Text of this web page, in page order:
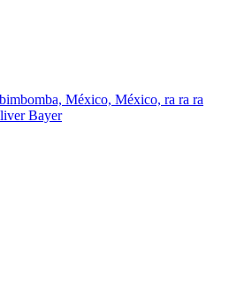
México, México, ra ra ra
Bayer